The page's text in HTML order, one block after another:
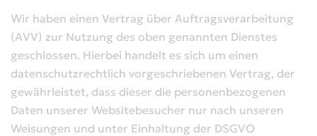
Wir haben einen Vertrag über Auftragsverarbeitung
(AVV) zur Nutzung des oben genannten Dienstes
geschlossen. Hierbei handelt es sich um einen
datenschutzrechtlich vorgeschriebenen Vertrag, der
gewährleistet, dass dieser die personenbezogenen
Daten unserer Websitebesucher nur nach unseren
Weisungen und unter Einhaltung der DSGVO